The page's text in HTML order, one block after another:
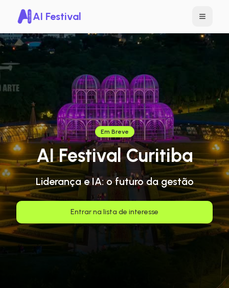
AI Festival
Em Breve
AI Festival Curitiba
Liderança e IA: o futuro da gestão
Entrar na lista de interesse